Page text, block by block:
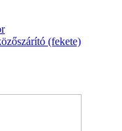
(fekete)